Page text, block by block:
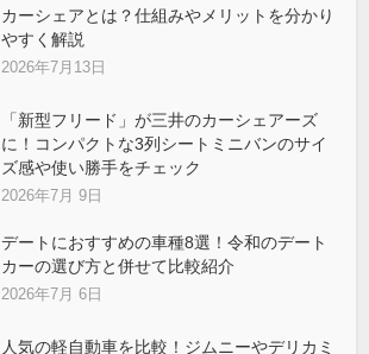
カーシェアとは？仕組みやメリットを分かり
やすく解説
2026年7月13日
「新型フリード」が三井のカーシェアーズ
に！コンパクトな3列シートミニバンのサイ
ズ感や使い勝手をチェック
2026年7月 9日
デートにおすすめの車種8選！令和のデート
カーの選び方と併せて比較紹介
2026年7月 6日
人気の軽自動車を比較！ジムニーやデリカミ